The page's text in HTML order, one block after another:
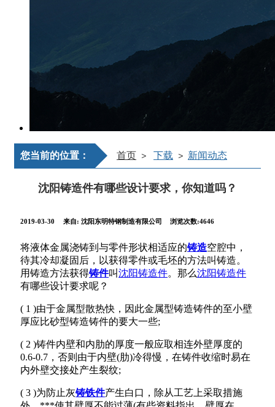
您当前的位置： 首页 > 下载 > 新闻动态
沈阳铸造件有哪些设计要求，你知道吗？
2019-03-30 来自: 沈阳东明特钢制造有限公司 浏览次数:4646
将液体金属浇铸到与零件形状相适应的铸造空腔中，
待其冷却凝固后，以获得零件或毛坯的方法叫铸造。
用铸造方法获得铸件叫沈阳铸造件。那么沈阳铸造件
有哪些设计要求呢？
( 1 )由于金属型散热快，因此金属型铸造铸件的至小壁
厚应比砂型铸造铸件的要大一些;
( 2 )铸件内壁和内肋的厚度一般应取相连外壁厚度的
0.6-0.7，否则由于内壁(肋)冷得慢，在铸件收缩时易在
内外壁交接处产生裂纹;
( 3 )为防止灰铸铁件产生白口，除从工艺上采取措施